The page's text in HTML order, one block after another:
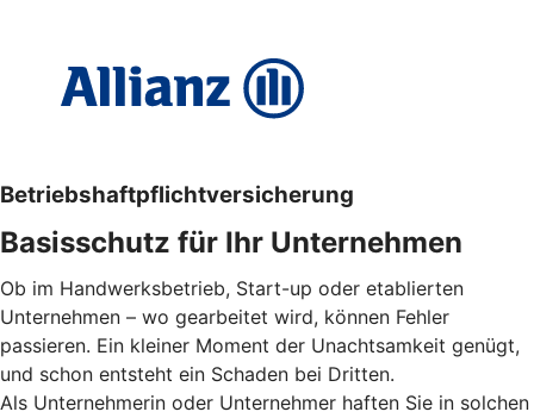
Betriebs­haftpflicht­versicherung
Basisschutz für Ihr Unter­nehmen
Ob im Handwerksbetrieb, Start-up oder etablierten
Unternehmen – wo gearbeitet wird, können Fehler
passieren. Ein kleiner Moment der Unachtsamkeit genügt,
und schon entsteht ein Schaden bei Dritten.
Als Unternehmerin oder Unternehmer haften Sie in solchen